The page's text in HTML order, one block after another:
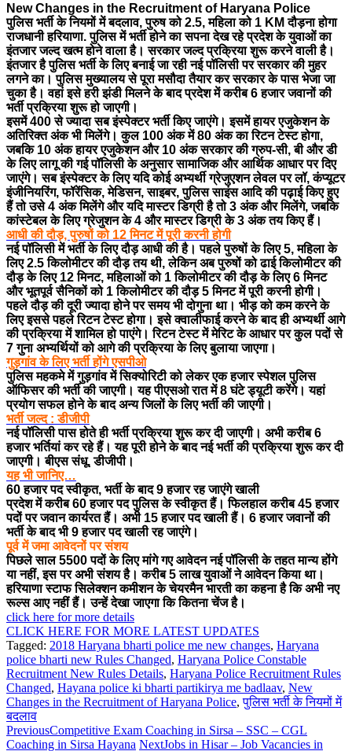
New Changes in the Recruitment of Haryana Police
पुलिस भर्ती के नियमों में बदलाव, पुरुष को 2.5, महिला को 1 KM दौड़ना होगा
राजधानी हरियाणा. पुलिस में भर्ती होने का सपना देख रहे प्रदेश के युवाओं का
इंतजार जल्द खत्म होने वाला है। सरकार जल्द प्रक्रिया शुरू करने वाली है।
इंतजार है पुलिस भर्ती के लिए बनाई जा रही नई पॉलिसी पर सरकार की मुहर
लगने का। पुलिस मुख्यालय से पूरा मसौदा तैयार कर सरकार के पास भेजा जा
चुका है। वहां इसे हरी झंडी मिलने के बाद प्रदेश में करीब 6 हजार जवानों की
भर्ती प्रक्रिया शुरू हो जाएगी।
इसमें 400 से ज्यादा सब इंस्पेक्टर भर्ती किए जाएंगे। इसमें हायर एजुकेशन के
अतिरिक्त अंक भी मिलेंगे। कुल 100 अंक में 80 अंक का रिटन टेस्ट होगा,
जबकि 10 अंक हायर एजुकेशन और 10 अंक सरकार की ग्रुप-सी, बी और डी
के लिए लागू की गई पॉलिसी के अनुसार सामाजिक और आर्थिक आधार पर दिए
जाएंगे। सब इंस्पेक्टर के लिए यदि कोई अभ्यर्थी ग्रेजुएशन लेवल पर लॉ, कंप्यूटर
इंजीनियरिंग, फॉरेंसिक, मेडिसन, साइबर, पुलिस साइंस आदि की पढ़ाई किए हुए
हैं तो उसे 4 अंक मिलेंगे और यदि मास्टर डिग्री है तो 3 अंक और मिलेंगे, जबकि
कांस्टेबल के लिए ग्रेजुशन के 4 और मास्टर डिग्री के 3 अंक तय किए हैं।
आधी की दौड़, पुरुषों को 12 मिनट में पूरी करनी होगी
नई पॉलिसी में भर्ती के लिए दौड़ आधी की है। पहले पुरुषों के लिए 5, महिला के
लिए 2.5 किलोमीटर की दौड़ तय थी, लेकिन अब पुरुषों को ढाई किलोमीटर की
दौड़ के लिए 12 मिनट, महिलाओं को 1 किलोमीटर की दौड़ के लिए 6 मिनट
और भूतपूर्व सैनिकों को 1 किलोमीटर की दौड़ 5 मिनट में पूरी करनी होगी।
पहले दौड़ की दूरी ज्यादा होने पर समय भी दोगुना था। भीड़ को कम करने के
लिए इससे पहले रिटन टेस्ट होगा। इसे क्वालीफाई करने के बाद ही अभ्यर्थी आगे
की प्रक्रिया में शामिल हो पाएंगे। रिटन टेस्ट में मेरिट के आधार पर कुल पदों से
7 गुना अभ्यर्थियों को आगे की प्रक्रिया के लिए बुलाया जाएगा।
गुड़गांव के लिए भर्ती होंगे एसपीओ
पुलिस महकमे में गुड़गांव में सिक्योरिटी को लेकर एक हजार स्पेशल पुलिस
ऑफिसर की भर्ती की जाएगी। यह पीएसओ रात में 8 घंटे ड्यूटी करेंगे। यहां
प्रयोग सफल होने के बाद अन्य जिलों के लिए भर्ती की जाएगी।
भर्ती जल्द : डीजीपी
नई पॉलिसी पास होते ही भर्ती प्रक्रिया शुरू कर दी जाएगी। अभी करीब 6
हजार भर्तियां कर रहे हैं। यह पूरी होने के बाद नई भर्ती की प्रक्रिया शुरू कर दी
जाएगी। बीएस संधू, डीजीपी।
यह भी जानिए…
60 हजार पद स्वीकृत, भर्ती के बाद 9 हजार रह जाएंगे खाली
प्रदेश में करीब 60 हजार पद पुलिस के स्वीकृत हैं। फिलहाल करीब 45 हजार
पदों पर जवान कार्यरत हैं। अभी 15 हजार पद खाली हैं। 6 हजार जवानों की
भर्ती के बाद भी 9 हजार पद खाली रह जाएंगे।
पूर्व में जमा आवेदनों पर संशय
पिछले साल 5500 पदों के लिए मांगे गए आवेदन नई पॉलिसी के तहत मान्य होंगे
या नहीं, इस पर अभी संशय है। करीब 5 लाख युवाओं ने आवेदन किया था।
हरियाणा स्टाफ सिलेक्शन कमीशन के चेयरमैन भारती का कहना है कि अभी नए
रूल्स आए नहीं हैं। उन्हें देखा जाएगा कि कितना चेंज है।
click here for more details
CLICK HERE FOR MORE LATEST UPDATES
Tagged: 2018 Haryana bharti police me new changes, Haryana
police bharti new Rules Changed, Haryana Police Constable
Recruitment New Rules Details, Haryana Police Recruitment Rules
Changed, Hayana police ki bharti partikirya me badlaav, New
Changes in the Recruitment of Haryana Police,पुलिस भर्ती के नियमों में
बदलाव
PreviousCompetitive Exam Coaching in Sirsa – SSC – CGL
Coaching in Sirsa Hayana NextJobs in Hisar – Job Vacancies in